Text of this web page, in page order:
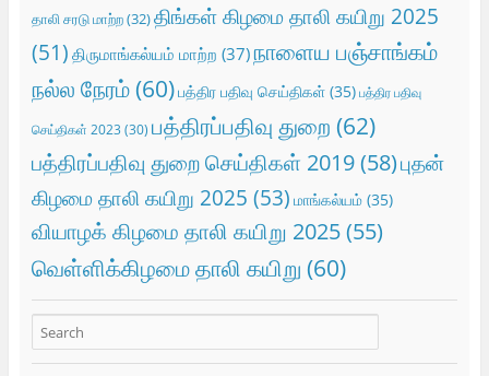
தாலி சரடு மாற்ற(32)திங்கள் கிழமை தாலி கயிறு 2025
(51) திருமாங்கல்யம் மாற்ற (37)நாளைய பஞ்சாங்கம்
நல்ல நேரம்(60)பத்திர பதிவு செய்திகள்(35) பத்திர பதிவு
செய்திகள் 2023 (30) பத்திரப்பதிவு துறை (62)
பத்திரப்பதிவு துறை செய்திகள் 2019(58)புதன்
கிழமை தாலி கயிறு 2025 (53) மாங்கல்யம்(35)
வியாழக் கிழமை தாலி கயிறு 2025(55)
வெள்ளிக்கிழமை தாலி கயிறு (60)